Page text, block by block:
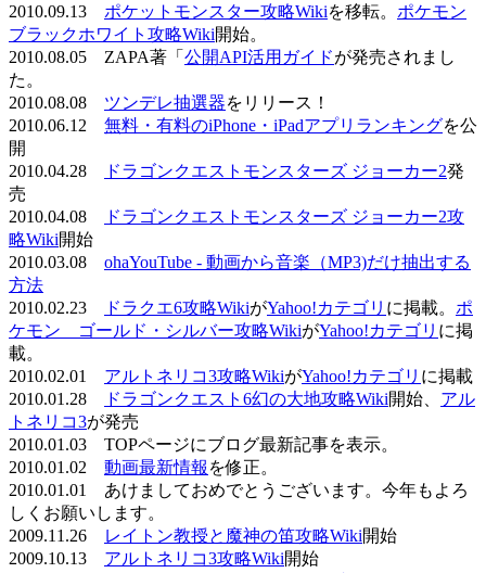
2010.09.13 ポケットモンスター攻略Wikiを移転。 ポケモン
ブラックホワイト攻略Wiki開始。
2010.08.05 ZAPA著「 公開API活用ガイドが発売されまし
た。
2010.08.08 ツンデレ抽選器をリリース！
2010.06.12 無料・有料のiPhone・iPadアプリランキングを公
開
2010.04.28
ドラゴンクエストモンスターズ ジョーカー2発
売
2010.04.08
ドラゴンクエストモンスターズ ジョーカー2攻
略Wiki開始
2010.03.08 ohaYouTube - 動画から音楽（MP3)だけ抽出する
方法
2010.02.23
ドラクエ6攻略WikiがYahoo!カテゴリ に掲載。 ポ
ケモン ゴールド・シルバー攻略WikiがYahoo!カテゴリ に掲
載。
2010.02.01 アルトネリコ3攻略WikiがYahoo!カテゴリ に掲載
2010.01.28
ドラゴンクエスト6幻の大地攻略Wiki開始、 アル
トネリコ3が発売
2010.01.03 TOPページにブログ最新記事を表示。
2010.01.02 動画最新情報 を修正。
2010.01.01 あけましておめでとうございます。今年もよろ
しくお願いします。
2009.11.26
レイトン教授と魔神の笛攻略Wiki開始
2009.10.13 アルトネリコ3攻略Wiki開始